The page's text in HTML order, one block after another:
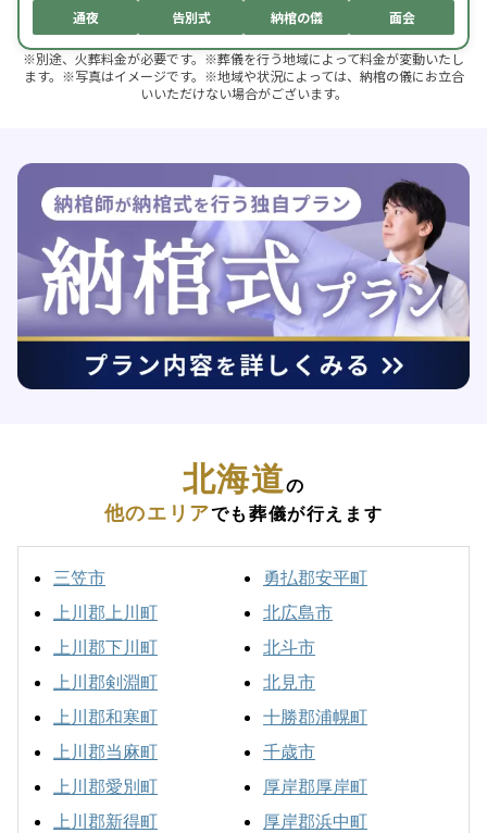
通夜 告別式 納棺の儀 面会
※別途、火葬料金が必要です。※葬儀を行う地域によって料金が変動いたし
ます。※写真はイメージです。※地域や状況によっては、納棺の儀にお立合
いいただけない場合がございます。
北海道の
他のエリアでも葬儀が行えます
三笠市
上川郡上川町
上川郡下川町
上川郡剣淵町
上川郡和寒町
上川郡当麻町
上川郡愛別町
上川郡新得町
勇払郡安平町
北広島市
北斗市
北見市
十勝郡浦幌町
千歳市
厚岸郡厚岸町
厚岸郡浜中町